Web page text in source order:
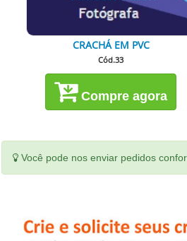
CRACHÁ EM PVC
Cód.33
Compre agora
Você pode nos enviar pedidos